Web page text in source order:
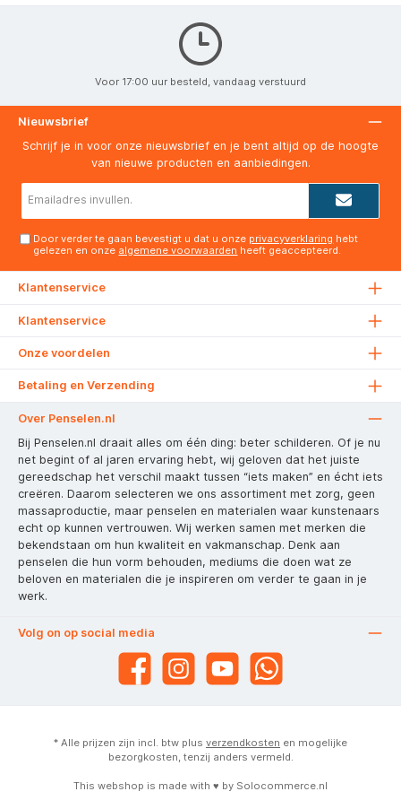
Voor 17:00 uur besteld, vandaag verstuurd
Nieuwsbrief
Schrijf je in voor onze nieuwsbrief en je bent altijd op de hoogte
van nieuwe producten en aanbiedingen.
Door verder te gaan bevestigt u dat u onze privacyverklaring hebt
gelezen en onze algemene voorwaarden heeft geaccepteerd.
Klantenservice
Klantenservice
Onze voordelen
Betaling en Verzending
Over Penselen.nl
Bij Penselen.nl draait alles om één ding: beter schilderen. Of je nu
net begint of al jaren ervaring hebt, wij geloven dat het juiste
gereedschap het verschil maakt tussen “iets maken” en écht iets
creëren. Daarom selecteren we ons assortiment met zorg, geen
massaproductie, maar penselen en materialen waar kunstenaars
echt op kunnen vertrouwen. Wij werken samen met merken die
bekendstaan om hun kwaliteit en vakmanschap. Denk aan
penselen die hun vorm behouden, mediums die doen wat ze
beloven en materialen die je inspireren om verder te gaan in je
werk.
Volg on op social media
* Alle prijzen zijn incl. btw plus verzendkosten en mogelijke
bezorgkosten, tenzij anders vermeld.
This webshop is made with ♥ by Solocommerce.nl